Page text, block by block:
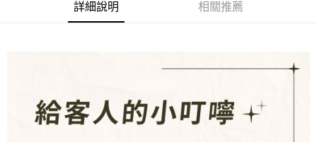
【「AFTEE先享後付」結帳流程】
３．收到繳費通知簡訊後14天內，點擊此簡訊中的連結，可透過四大超商／
※ 請注意：結帳手續完成當下不需立刻繳費，但若您需要取消訂單，請聯絡
購買商品的店家。未經商家同意取消之訂單仍視為有效，需透過AFTEE先享
後付繳納相關費用。
每筆NT$80，滿NT$1,000(含以上)免運費
每筆NT$80，滿NT$1,000(含以上)免運費
詳細說明 相關推薦